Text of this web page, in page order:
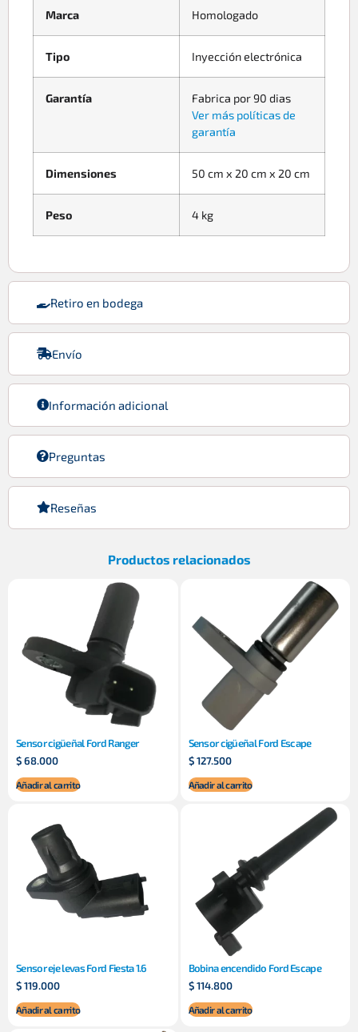
Retiro en bodega
Envío
Información adicional
Preguntas
Reseñas
Marca Homologado
Tipo Inyección electrónica
Garantía
Fabrica por 90 dias
Ver más políticas de
garantía
Dimensiones 50 cm x 20 cm x 20 cm
Peso 4 kg
Productos relacionados
Sensor cigüeñal Ford Ranger
$68.000
Añadir al carrito
Sensor cigüeñal Ford Escape
$127.500
Añadir al carrito
Sensor eje levas Ford Fiesta 1.6
$119.000
Añadir al carrito
Bobina encendido Ford Escape
$114.800
Añadir al carrito